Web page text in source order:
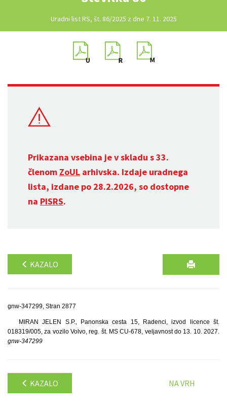
Uradni list RS, št. 86/2025 z dne 7. 11. 2025
Prikazana vsebina je v skladu s 33.
členom ZoUL arhivska. Izdaje uradnega
lista, izdane po 28.2.2026, so dostopne
na PISRS.
KAZALO
gnw-347299, Stran 2877
MIRAN JELEN S.P., Panonska cesta 15, Radenci, izvod licence št.
018319/005, za vozilo Volvo, reg. št. MS CU-678, veljavnost do 13. 10. 2027.
gnw-347299
KAZALO NA VRH